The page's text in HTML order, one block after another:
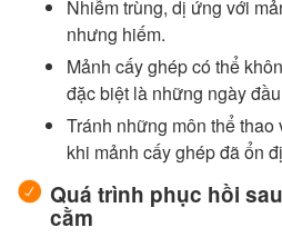
Nhiễm trùng, dị ứng với
nhưng hiếm.
Mảnh cấy ghép có thể
đặc biệt là những ngày
Tránh những môn thể
khi mảnh cấy ghép đã ổn
Quá trình phục hồi
cằm